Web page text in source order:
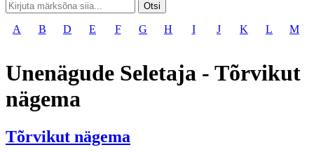
Otsi
A B D E F G H I J K L M
Unenägude Seletaja - Tõrvikut
nägema
Tõrvikut nägema